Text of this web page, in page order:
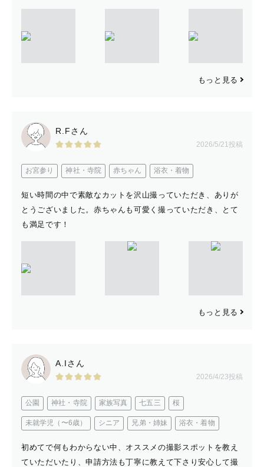
もっと見る
R.Fさん
2026/5/21投稿
お宮参り 神社・寺院 赤ちゃん 浴衣・着物
短い時間の中で素敵なカットを沢山撮っていただき、ありが
とうございました。赤ちゃんも可愛く撮っていただき、とて
も満足です！
もっと見る
A.Iさん
2026/4/23投稿
公園 神社・寺院 家族写真 七五三 桜
未就学児（〜6歳） シニア 兄弟・姉妹 浴衣・着物
初めてで何もわからない中、オススメの撮影スポットを教え
ていただいたり、申請方法も丁寧に教えて下さり安心して撮